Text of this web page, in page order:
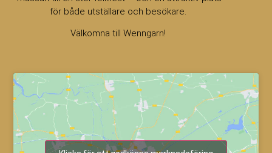
för både utställare och besökare.
Välkomna till Wenngarn!